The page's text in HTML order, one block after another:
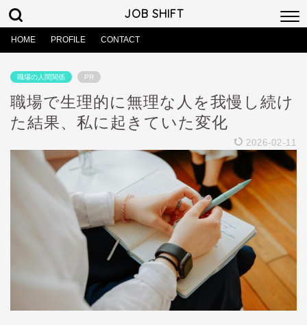
JOB SHIFT
HOME PROFILE CONTACT
職場の人間関係 PR
職場で生理的に無理な人を我慢し続け
た結果、私に起きていた変化
2026-02-11